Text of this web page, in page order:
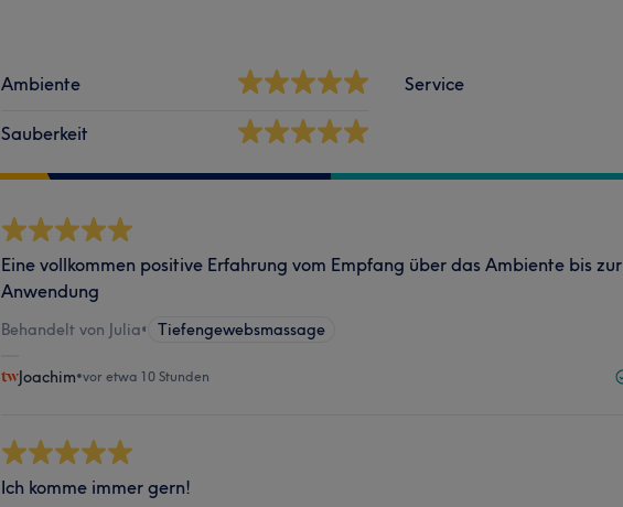
Ambiente
Sauberkeit
Service
Eine vollkommen positive Erfahrung vom Empfang über das Ambiente bis zur
Anwendung
Behandelt von Julia• Tiefengewebsmassage
Joachim•vor etwa 10 Stunden
Ich komme immer gern!